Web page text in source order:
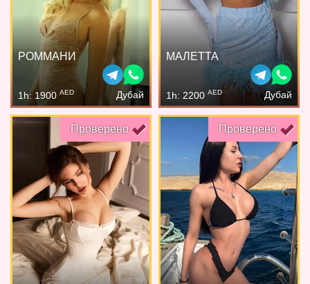
РОММАНИ
1h: 1900 AED Дубай
МАЛЕТТА
1h: 2200 AED Дубай
Проверено Проверено